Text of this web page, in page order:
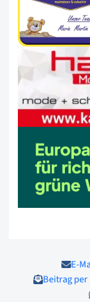
E-
Beitrag per